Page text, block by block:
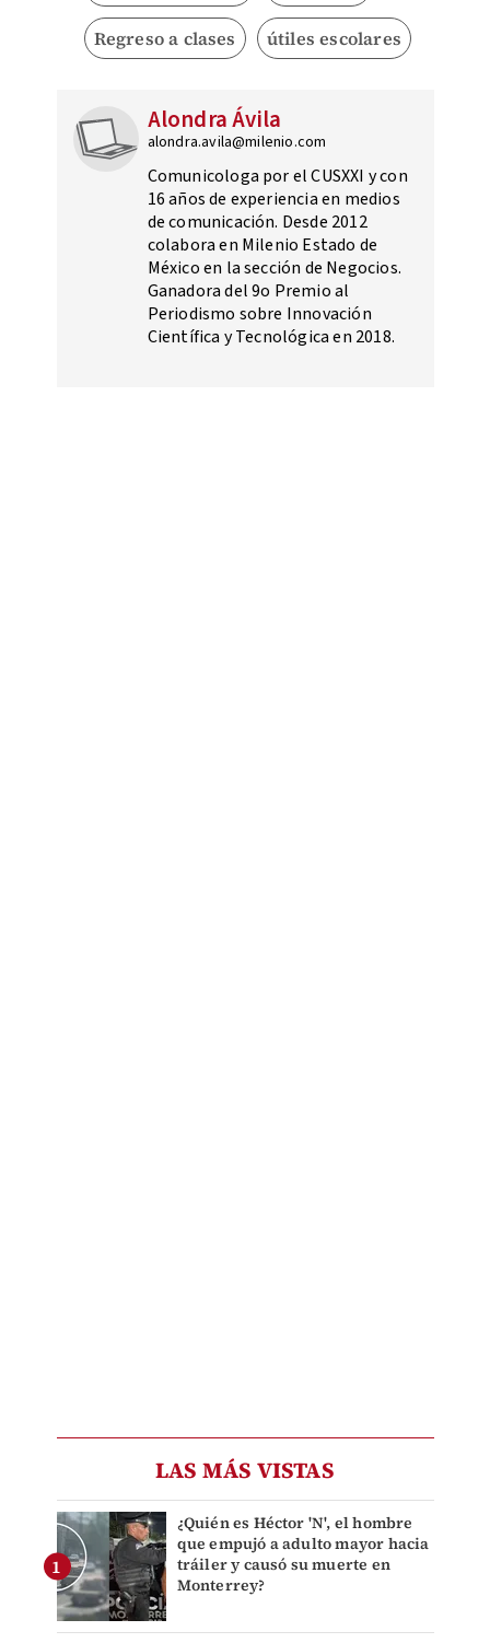
Regreso a clases útiles escolares
Alondra Ávila
alondra.avila@milenio.com
Comunicologa por el CUSXXI y con
16 años de experiencia en medios
de comunicación. Desde 2012
colabora en Milenio Estado de
México en la sección de Negocios.
Ganadora del 9o Premio al
Periodismo sobre Innovación
Científica y Tecnológica en 2018.
LAS MÁS VISTAS
¿Quién es Héctor 'N', el hombre
que empujó a adulto mayor hacia
tráiler y causó su muerte en
Monterrey?